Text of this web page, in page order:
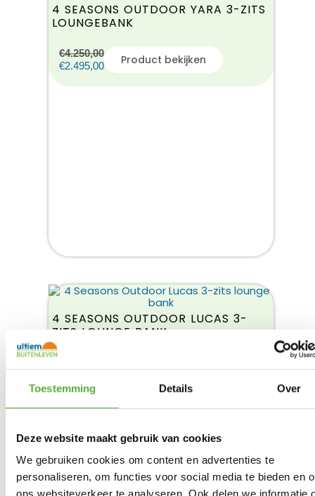
Toestemming Details Over
Deze website maakt gebruik van cookies
We gebruiken cookies om content en advertenties te
personaliseren, om functies voor social media te bieden en
4 SEASONS OUTDOOR YARA 3-ZITS
LOUNGEBANK
€4.250,00
€2.495,00 Product bekijken
4 SEASONS OUTDOOR LUCAS 3-
ZITS LOUNGE BANK
Product bekijken